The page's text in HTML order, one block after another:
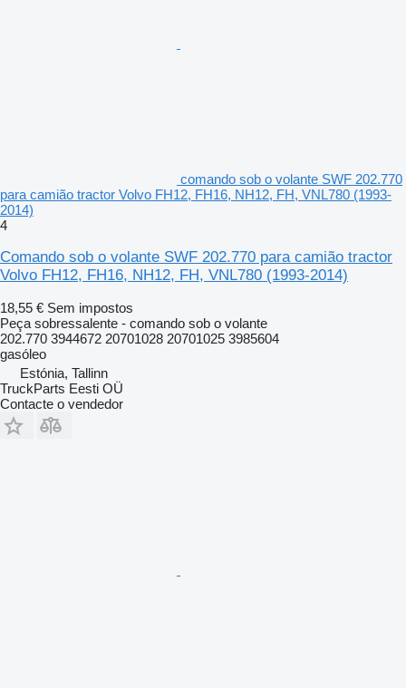
comando sob o volante SWF 202.770
para camião tractor Volvo FH12, FH16, NH12, FH, VNL780 (1993-
2014)
4
Comando sob o volante SWF 202.770 para camião tractor
Volvo FH12, FH16, NH12, FH, VNL780 (1993-2014)
18,55 € Sem impostos
Peça sobressalente - comando sob o volante
202.770 3944672 20701028 20701025 3985604
gasóleo
Estónia, Tallinn
TruckParts Eesti OÜ
Contacte o vendedor